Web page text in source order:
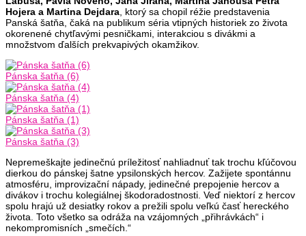
Hojera a Martina Dejdara , ktorý sa chopil réžie predstavenia
Panská šatňa, čaká na publikum séria vtipných historiek zo života
okorenené chytľavými pesničkami, interakciou s divákmi a
množstvom ďalších prekvapivých okamžikov.
Pánska šatňa (6)
Pánska šatňa (4)
Pánska šatňa (1)
Pánska šatňa (3)
Nepremeškajte jedinečnú príležitosť nahliadnuť tak trochu kľúčovou
dierkou do pánskej šatne ypsilonských hercov. Zažijete spontánnu
atmosféru, improvizační nápady, jedinečné prepojenie hercov a
divákov i trochu kolegiálnej škodoradostnosti. Veď niektorí z hercov
spolu hrajú už desiatky rokov a prežili spolu veľkú časť hereckého
života. Toto všetko sa odráža na vzájomných „přihrávkách“ i
nekompromisních „smečích.“